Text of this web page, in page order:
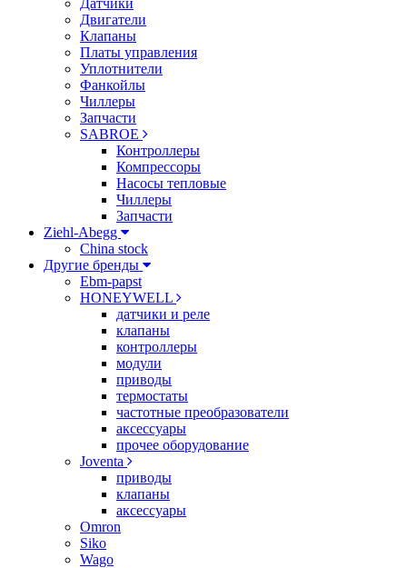
Датчики
Двигатели
Клапаны
Платы управления
Уплотнители
Фанкойлы
Чиллеры
Запчасти
SABROE
Контроллеры
Компрессоры
Насосы тепловые
Чиллеры
Запчасти
Ziehl-Abegg
China stock
Другие бренды
Ebm-papst
HONEYWELL
датчики и реле
клапаны
контроллеры
модули
приводы
термостаты
частотные преобразователи
аксессуары
прочее оборудование
Joventa
приводы
клапаны
аксессуары
Omron
Siko
Wago